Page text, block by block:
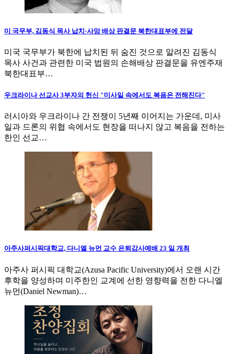
미 국무부, 김동식 목사 납치·사망 배상 판결문 북한대표부에 전달
미국 국무부가 북한에 납치된 뒤 숨진 것으로 알려진 김동식
목사 사건과 관련한 미국 법원의 손해배상 판결문을 유엔주재
북한대표부…
우크라이나 선교사 3부자의 헌신 "미사일 속에서도 복음은 전해진다"
러시아와 우크라이나 간 전쟁이 5년째 이어지는 가운데, 미사
일과 드론의 위협 속에서도 현장을 떠나지 않고 복음을 전하는
한인 선교…
아주사퍼시픽대학교, 다니엘 뉴먼 교수 은퇴감사예배 23 일 개최
아주사 퍼시픽 대학교(Azusa Pacific University)에서 오랜 시간
후학을 양성하며 미주한인 교계에 선한 영향력을 전한 다니엘
뉴먼(Daniel Newman)…